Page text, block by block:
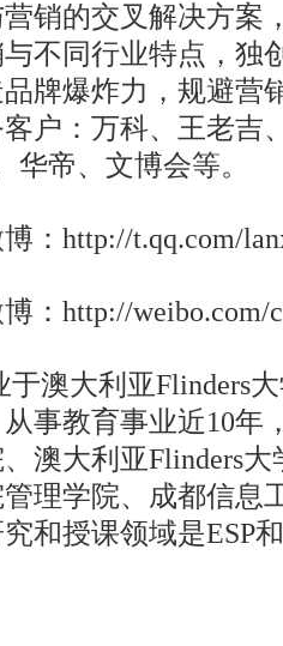
销的交叉解决方案
不同行业特点，独
牌爆炸力，规避营
户：万科、王老吉
华帝、文博会等。
http://t.qq.com/
http://weibo.com/
大利亚Flinders大
事教育事业近10年
澳大利亚Flinders
理学院、成都信息
和授课领域是ESP